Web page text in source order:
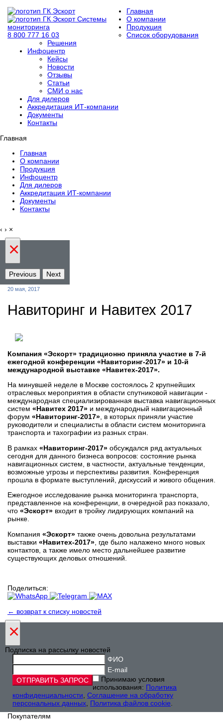
Системы
мониторинга
8 800 777 16 03
Главная
О компании
Продукция
Список оборудования
Решения
Инфоцентр
Кейсы
Новости
Отзывы
Статьи
СМИ о нас
Для дилеров
Аккредитация ИТ-компании
Документы
Контакты
Главная
Главная
О компании
Продукция
Инфоцентр
Для дилеров
Аккредитация ИТ-компании
Документы
Контакты
‹ › ×
×
Previous Next
20 мая, 2017
Навиторинг и Навитех 2017
Компания «Эскорт» традиционно приняла участие в 7-й
ежегодной конференции «Навиторинг-2017» и 10-й
международной выставке «Навитех-2017».
На минувшей неделе в Москве состоялось 2 крупнейших
отраслевых мероприятия в области спутниковой навигации -
международная специализированная выставка навигационных
систем «Навитех 2017» и международный навигационный
форум «Навиторинг-2017», в которых приняли участие
руководители и специалисты в области систем мониторинга
транспорта и тахографии из разных стран.
В рамках «Навиторинг-2017» обсуждался ряд актуальных
сегодня для данного бизнеса вопросов: состояние рынка
навигационных систем, в частности, актуальные тенденции,
возможные угрозы и перспективы развития. Конференция
прошла в формате выступлений, дискуссий и живого общения.
Ежегодное исследование рынка мониторинга транспорта,
представленное на конференции, в очередной раз показало,
что «Эскорт» входит в тройку лидирующих компаний на
рынке.
Компания «Эскорт» также очень довольна результатами
выставки «Навитех-2017» , где было налажено много новых
контактов, а также имело место дальнейшее развитие
существующих деловых отношений.
Поделиться:
← возврат к списку новостей
×
Подписка на рассылку новостей
ФИО
E-mail
Принимаю условия
использования: Политика
конфиденциальности Соглашение на обработку
персональных данных Политика файлов cookie
Покупателям